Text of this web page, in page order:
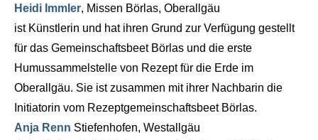
Heidi Immler, Missen Börlas, Oberallgäu
ist Künstlerin und hat ihren Grund zur Verfügung gestellt
für das Gemeinschaftsbeet Börlas und die erste
Humussammelstelle von Rezept für die Erde im
Oberallgäu. Sie ist zusammen mit ihrer Nachbarin die
Initiatorin vom Rezeptgemeinschaftsbeet Börlas.
Anja Renn Stiefenhofen, Westallgäu